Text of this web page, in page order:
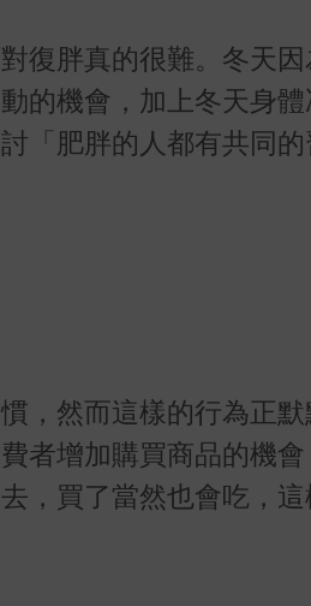
復胖真的很難。冬天
的機會，加上冬天身
「肥胖的人都有共同
，然而這樣的行為正
者增加購買商品的機
，買了當然也會吃，這